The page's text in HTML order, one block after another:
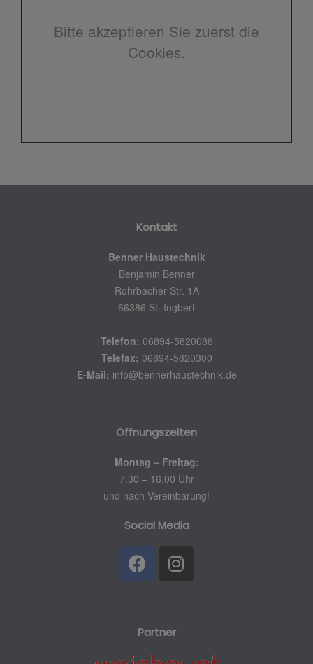
Bitte akzeptieren Sie zuerst die
Cookies.
Kontakt
Benner Haustechnik
Benjamin Benner
Rohrbacher Str. 1A
66386 St. Ingbert
Telefon: 06894-5820088
Telefax: 06894-5820300
E-Mail: info@bennerhaustechnik.de
Öffnungszeiten
Montag – Freitag:
7.30 – 16.00 Uhr
und nach Vereinbarung!
Social Media
Partner